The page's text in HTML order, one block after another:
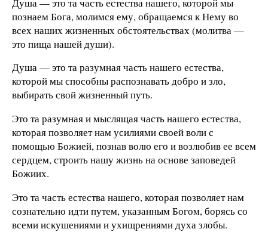
познаем Бога, молимся ему, обращаемся к Нему во
всех наших жизненных обстоятельствах (молитва —
это пища нашей души).
Душа — это та разумная часть нашего естества,
которой мы способны распознавать добро и зло,
выбирать свой жизненный путь.
Это та разумная и мыслящая часть нашего естества,
которая позволяет нам усилиями своей воли с
помощью Божией, познав волю его и возлюбив ее всем
сердцем, строить нашу жизнь на основе заповедей
Божиих.
Это та часть естества нашего, которая позволяет нам
сознательно идти путем, указанным Богом, борясь со
всеми искушениями и ухищрениями духа злобы.